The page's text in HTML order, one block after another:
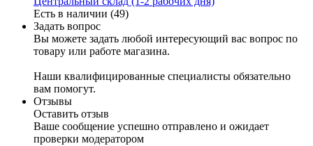
Есть в наличии (49)
Задать вопрос
Вы можете задать любой интересующий вас вопрос по
товару или работе магазина.
Наши квалифицированные специалисты обязательно
вам помогут.
Отзывы
Оставить отзыв
Ваше сообщение успешно отправлено и ожидает
проверки модератором